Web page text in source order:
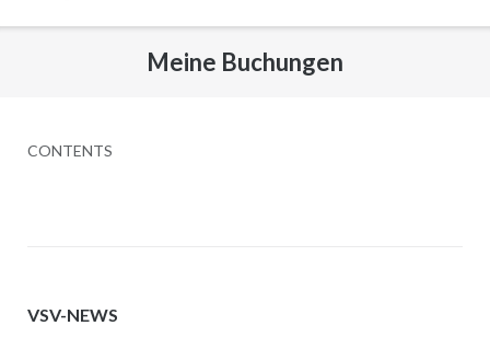
Meine Buchungen
CONTENTS
VSV-NEWS